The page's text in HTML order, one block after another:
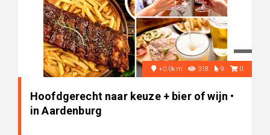
+0.0km 318 9 0
Hoofdgerecht naar keuze + bier of wijn •
in Aardenburg